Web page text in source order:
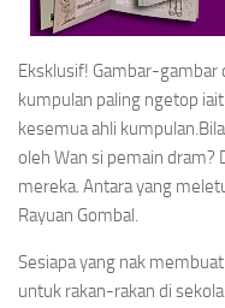
Eksklusif! Gambar-gambar
kumpulan paling ngetop
kesemua ahli
oleh Wan si pemain dram?
mereka. Antara yang
Rayuan Gombal.
Sesiapa yang nak
untuk rakan-rakan di